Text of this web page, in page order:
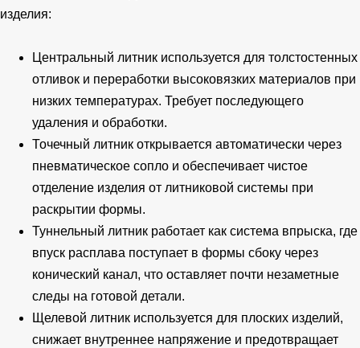
изделия:
Центральный литник используется для толстостенных
отливок и переработки высоковязких материалов при
низких температурах. Требует последующего
удаления и обработки.
Точечный литник открывается автоматически через
пневматическое сопло и обеспечивает чистое
отделение изделия от литниковой системы при
раскрытии формы.
Туннельный литник работает как система впрыска, где
впуск расплава поступает в формы сбоку через
конический канал, что оставляет почти незаметные
следы на готовой детали.
Щелевой литник используется для плоских изделий,
снижает внутреннее напряжение и предотвращает